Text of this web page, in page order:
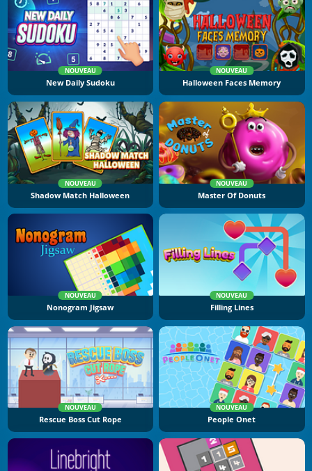
NOUVEAU
New Daily Sudoku
NOUVEAU
Halloween Faces Memory
NOUVEAU
Shadow Match Halloween
NOUVEAU
Master Of Donuts
NOUVEAU
Nonogram Jigsaw
NOUVEAU
Filling Lines
NOUVEAU
Rescue Boss Cut Rope
NOUVEAU
People Onet